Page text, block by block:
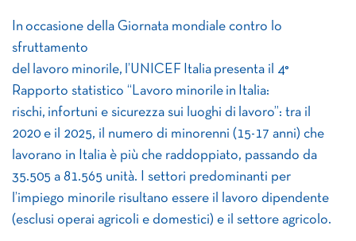
In occasione della Giornata mondiale contro lo
sfruttamento
del lavoro minorile, l’UNICEF Italia presenta il 4°
Rapporto statistico “Lavoro minorile in Italia:
rischi, infortuni e sicurezza sui luoghi di lavoro”: tra il
2020 e il 2025, il numero di minorenni (15-17 anni) che
lavorano in Italia è più che raddoppiato, passando da
35.505 a 81.565 unità. I settori predominanti per
l’impiego minorile risultano essere il lavoro dipendente
(esclusi operai agricoli e domestici) e il settore agricolo.